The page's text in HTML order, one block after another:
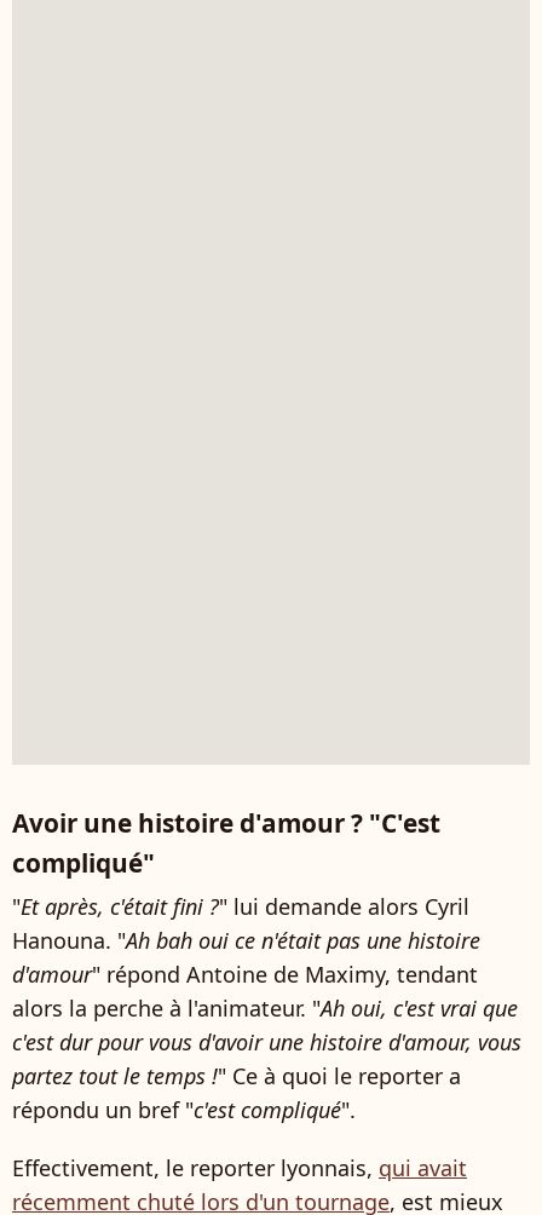
Avoir une histoire d'amour ? "C'est
compliqué"
"Et après, c'était fini ?" lui demande alors Cyril
Hanouna. "Ah bah oui ce n'était pas une histoire
d'amour" répond Antoine de Maximy, tendant
alors la perche à l'animateur. "Ah oui, c'est vrai que
c'est dur pour vous d'avoir une histoire d'amour, vous
partez tout le temps !" Ce à quoi le reporter a
répondu un bref "c'est compliqué".
Effectivement, le reporter lyonnais, qui avait
récemment chuté lors d'un tournage, est mieux